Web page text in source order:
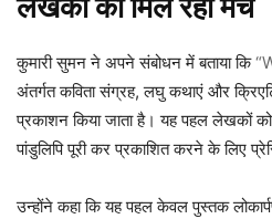
लेखकों को मिल रहा मंच
कुमारी सुमन ने अपने संबोधन में बताया कि
अंतर्गत कविता संग्रह, लघु कथाएं और
प्रकाशन किया जाता है। यह पहल लेखकों
पांडुलिपि पूरी कर प्रकाशित करने के लिए
उन्होंने कहा कि यह पहल केवल पुस्तक